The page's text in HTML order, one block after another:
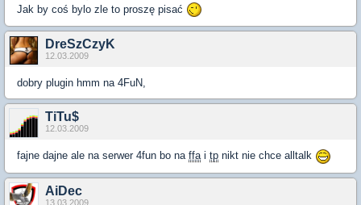
Jak by coś bylo zle to proszę pisać
DreSzCzyK
12.03.2009
dobry plugin hmm na 4FuN,
TiTu$
12.03.2009
fajne dajne ale na serwer 4fun bo na ffai tp nikt nie chce alltalk
AiDec
13.03.2009